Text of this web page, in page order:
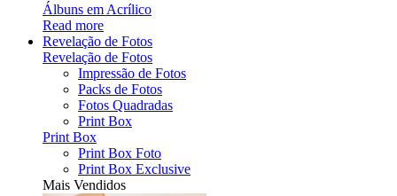
Álbuns em Acrílico
Read more
Revelação de Fotos
Revelação de Fotos
Impressão de Fotos
Packs de Fotos
Fotos Quadradas
Print Box
Print Box
Print Box Foto
Print Box Exclusive
Mais Vendidos